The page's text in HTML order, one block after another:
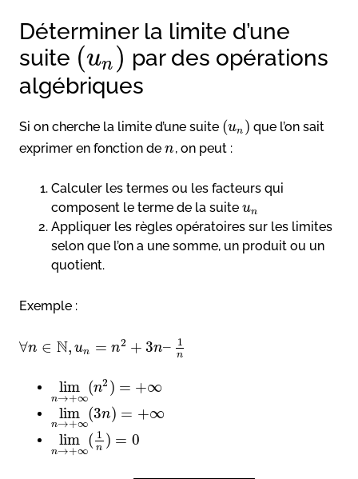
Déterminer la limite d’une
suite (un ) par des opérations
algébriques
Si on cherche la limite d’une suite (un ) que l’on sait
exprimer en fonction de n, on peut :
Calculer les termes ou les facteurs qui
composent le terme de la suite un
Appliquer les règles opératoires sur les limites
selon que l’on a une somme, un produit ou un
quotient.
Exemple :
∀n ∈ N, un = n2 + 3n– 1
n
lim
n→+∞
(n2 ) = +∞
lim
n→+∞
(3n) = +∞
lim
n→+∞
( 1
n ) = 0